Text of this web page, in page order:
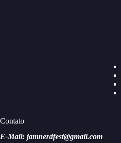
Contato
E-Mail: jamnerdfest@gmail.com